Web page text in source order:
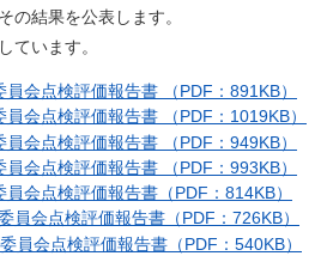
の結果を公表します。
ています。
会点検評価報告書 （PDF：891KB）
会点検評価報告書 （PDF：1019KB）
会点検評価報告書 （PDF：949KB）
会点検評価報告書 （PDF：993KB）
会点検評価報告書（PDF：814KB）
員会点検評価報告書（PDF：726KB）
員会点検評価報告書（PDF：540KB）